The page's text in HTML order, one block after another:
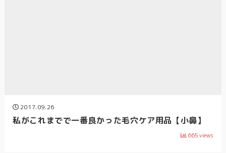
2017.09.26
私がこれまでで一番良かった毛穴ケア用品【小鼻】
665views